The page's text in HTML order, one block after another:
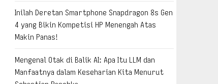
Inilah Deretan Smartphone Snapdragon 8s Gen
4 yang Bikin Kompetisi HP Menengah Atas
Makin Panas!
Mengenal Otak di Balik AI: Apa Itu LLM dan
Manfaatnya dalam Keseharian Kita Menurut